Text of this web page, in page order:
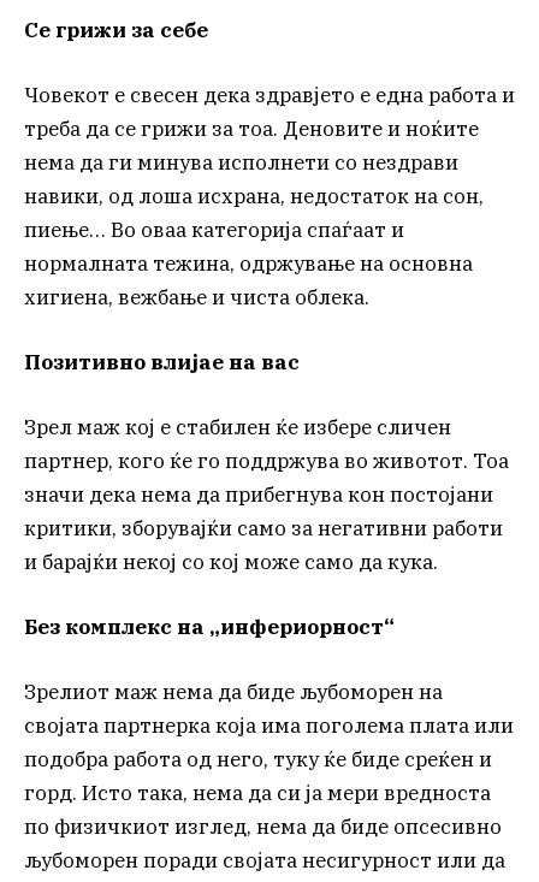
Се грижи за себе
Човекот е свесен дека здравјето е една работа и
треба да се грижи за тоа. Деновите и ноќите
нема да ги минува исполнети со нездрави
навики, од лоша исхрана, недостаток на сон,
пиење… Во оваа категорија спаѓаат и
нормалната тежина, одржување на основна
хигиена, вежбање и чиста облека.
Позитивно влијае на вас
Зрел маж кој е стабилен ќе избере сличен
партнер, кого ќе го поддржува во животот. Тоа
значи дека нема да прибегнува кон постојани
критики, зборувајќи само за негативни работи
и барајќи некој со кој може само да кука.
Без комплекс на „инфериорност“
Зрелиот маж нема да биде љубоморен на
својата партнерка која има поголема плата или
подобра работа од него, туку ќе биде среќен и
горд. Исто така, нема да си ја мери вредноста
по физичкиот изглед, нема да биде опсесивно
љубоморен поради својата несигурност или да